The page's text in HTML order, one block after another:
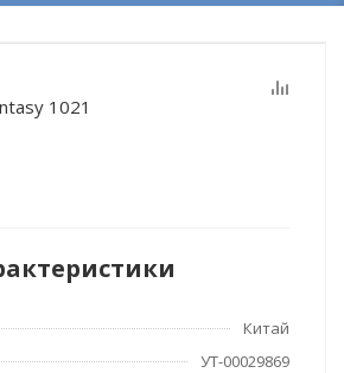
1021
Китай
УТ-00029869